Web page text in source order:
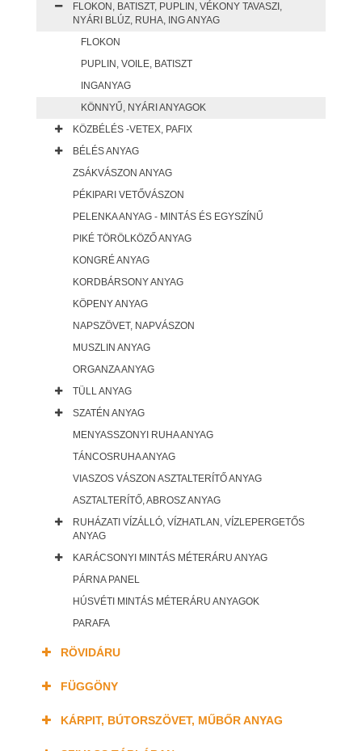
FLOKON, BATISZT, PUPLIN, VÉKONY TAVASZI,
NYÁRI BLÚZ, RUHA, ING ANYAG
FLOKON
PUPLIN, VOILE, BATISZT
INGANYAG
KÖNNYŰ, NYÁRI ANYAGOK
KÖZBÉLÉS -VETEX, PAFIX
BÉLÉS ANYAG
ZSÁKVÁSZON ANYAG
PÉKIPARI VETŐVÁSZON
PELENKA ANYAG - MINTÁS ÉS EGYSZÍNŰ
PIKÉ TÖRÖLKÖZŐ ANYAG
KONGRÉ ANYAG
KORDBÁRSONY ANYAG
KÖPENY ANYAG
NAPSZÖVET, NAPVÁSZON
MUSZLIN ANYAG
ORGANZA ANYAG
TÜLL ANYAG
SZATÉN ANYAG
MENYASSZONYI RUHA ANYAG
TÁNCOSRUHA ANYAG
VIASZOS VÁSZON ASZTALTERÍTŐ ANYAG
ASZTALTERÍTŐ, ABROSZ ANYAG
RUHÁZATI VÍZÁLLÓ, VÍZHATLAN, VÍZLEPERGETŐS
ANYAG
KARÁCSONYI MINTÁS MÉTERÁRU ANYAG
PÁRNA PANEL
HÚSVÉTI MINTÁS MÉTERÁRU ANYAGOK
PARAFA
RÖVIDÁRU
FÜGGÖNY
KÁRPIT, BÚTORSZÖVET, MŰBŐR ANYAG